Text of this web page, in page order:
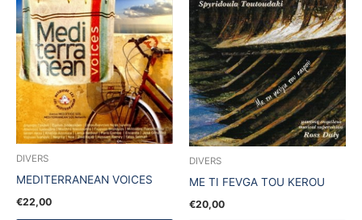
DIVERS
MEDITERRANEAN VOICES
€22,00
DIVERS
ME TI FEVGA TOU KEROU
€20,00